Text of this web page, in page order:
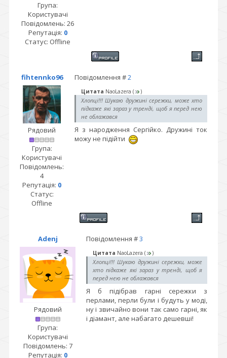
Група:
Користувачі
Повідомлень: 26
Репутація: 0
Статус: Offline
fihtennko96 Повідомлення #2
Рядовий
Група:
Користувачі
Повідомлень:
4
Репутація: 0
Статус:
Offline
Цитата NaoLazera ( )
Хлопці!!! Шукаю дружині сережки, може хто
підкаже які зараз у тренді, щоб я перед нею
не облажався
Я з народження Сергійко. Дружині ток
можу не підійти
Adenj Повідомлення #3
Рядовий
Група:
Користувачі
Повідомлень: 7
Репутація: 0
Цитата NaoLazera ( )
Хлопці!!! Шукаю дружині сережки, може
хто підкаже які зараз у тренді, щоб я
перед нею не облажався
Я б підібрав гарні сережки з
перлами, перли були і будуть у моді,
ну і звичайно вони так само гарні, як
і діамант, але набагато дешевші!